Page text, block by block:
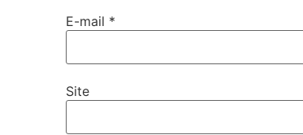
E-mail *
Site